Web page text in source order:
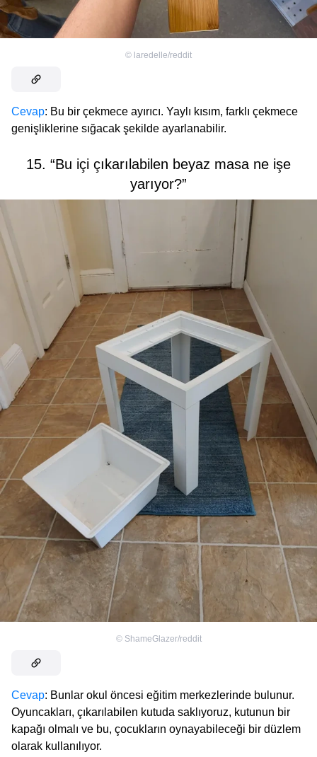
© laredelle/reddit
Cevap: Bu bir çekmece ayırıcı. Yaylı kısım, farklı çekmece
genişliklerine sığacak şekilde ayarlanabilir.
15. “Bu içi çıkarılabilen beyaz masa ne işe
yarıyor?”
© ShameGlazer/reddit
Cevap: Bunlar okul öncesi eğitim merkezlerinde bulunur.
Oyuncakları, çıkarılabilen kutuda saklıyoruz, kutunun bir
kapağı olmalı ve bu, çocukların oynayabileceği bir düzlem
olarak kullanılıyor.